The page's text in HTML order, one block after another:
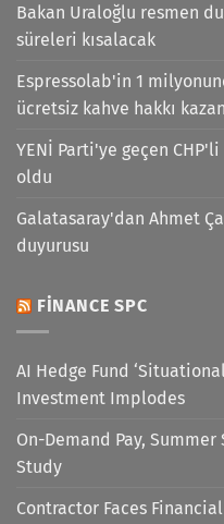
Bakan Uraloğlu resmen
süreleri kısalacak
Espressolab'in 1
ücretsiz kahve hakkı
YENİ Parti'ye geçen
oldu
Galatasaray'dan Ahmet
duyurusu
FINANCE SPC
AI Hedge Fund
Investment Implodes
On-Demand Pay,
Study
Contractor Faces